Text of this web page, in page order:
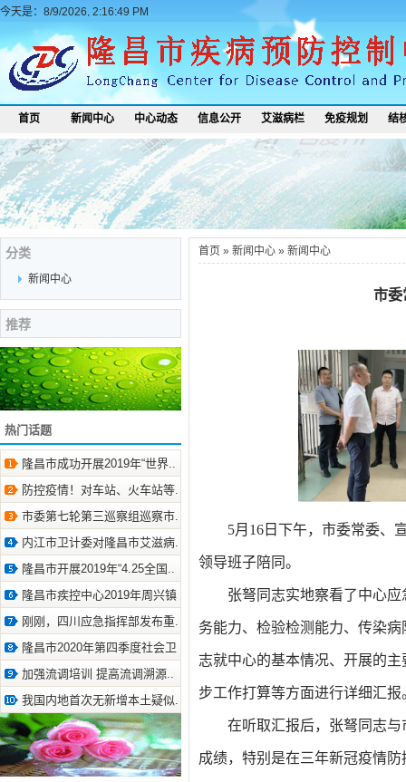
今天是：8/9/2026, 2:16:49 PM
首页 新闻中心 中心动态 信息公开 艾滋病栏 免疫规划 结
分类
新闻中心
推荐
热门话题
隆昌市成功开展2019年“世界.. 2019-3-25
防控疫情！对车站、火车站等.. 2020-1-26
市委第七轮第三巡察组巡察市.. 2020-10-22
内江市卫计委对隆昌市艾滋病.. 2019-3-6
隆昌市开展2019年“4.25全国.. 2019-4-26
隆昌市疾控中心2019年周兴镇.. 2019-2-2
刚刚，四川应急指挥部发布重.. 2020-3-25
隆昌市2020年第四季度社会卫.. 2020-12-15
加强流调培训 提高流调溯源.. 2022-1-25
我国内地首次无新增本土疑似.. 2020-3-19
首页 » 新闻中心 » 新闻中心
市委
5月16日下午，市委常委、
领导班子陪同。
张弩同志实地察看了中心
务能力、检验检测能力、传染
志就中心的基本情况、开展的
步工作打算等方面进行详细汇
在听取汇报后，张弩同志
成绩，特别是在三年新冠疫情防